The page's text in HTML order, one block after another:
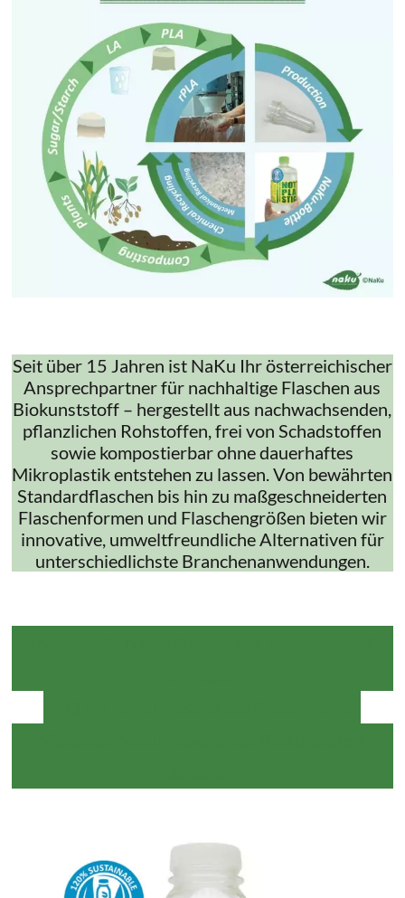
Seit über 15 Jahren ist NaKu Ihr österreichischer
Ansprechpartner für nachhaltige Flaschen aus
Biokunststoff – hergestellt aus nachwachsenden,
pflanzlichen Rohstoffen, frei von Schadstoffen
sowie kompostierbar ohne dauerhaftes
Mikroplastik entstehen zu lassen. Von bewährten
Standardflaschen bis hin zu maßgeschneiderten
Flaschenformen und Flaschengrößen bieten wir
innovative, umweltfreundliche Alternativen für
unterschiedlichste Branchenanwendungen.